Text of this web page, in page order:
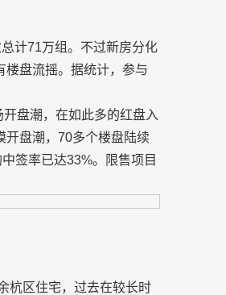
计71万组。不过新房分化
楼盘流摇。据统计，参与
盘潮，在如此多的红盘入
开盘潮，70多个楼盘陆续
签率已达33%。限售项目
杭区住宅，过去在较长时